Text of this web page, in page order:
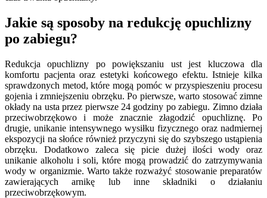
Jakie są sposoby na redukcję opuchlizny
po zabiegu?
Redukcja opuchlizny po powiększaniu ust jest kluczowa dla
komfortu pacjenta oraz estetyki końcowego efektu. Istnieje kilka
sprawdzonych metod, które mogą pomóc w przyspieszeniu procesu
gojenia i zmniejszeniu obrzęku. Po pierwsze, warto stosować zimne
okłady na usta przez pierwsze 24 godziny po zabiegu. Zimno działa
przeciwobrzękowo i może znacznie złagodzić opuchliznę. Po
drugie, unikanie intensywnego wysiłku fizycznego oraz nadmiernej
ekspozycji na słońce również przyczyni się do szybszego ustąpienia
obrzęku. Dodatkowo zaleca się picie dużej ilości wody oraz
unikanie alkoholu i soli, które mogą prowadzić do zatrzymywania
wody w organizmie. Warto także rozważyć stosowanie preparatów
zawierających arnikę lub inne składniki o działaniu
przeciwobrzękowym.